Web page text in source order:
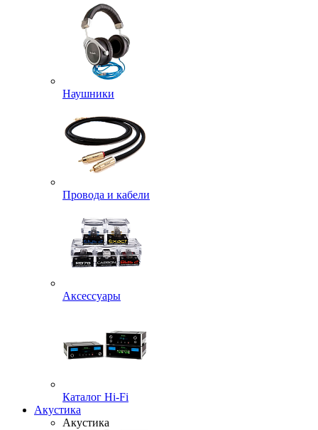
Наушники
Провода и кабели
Аксессуары
Каталог Hi-Fi
Акустика
Акустика